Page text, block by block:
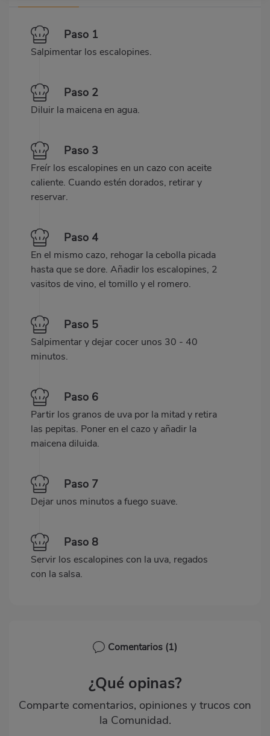
Paso 1
Salpimentar los escalopines.
Paso 2
Diluir la maicena en agua.
Paso 3
Freír los escalopines en un cazo con aceite
caliente. Cuando estén dorados, retirar y
reservar.
Paso 4
En el mismo cazo, rehogar la cebolla picada
hasta que se dore. Añadir los escalopines, 2
vasitos de vino, el tomillo y el romero.
Paso 5
Salpimentar y dejar cocer unos 30 - 40
minutos.
Paso 6
Partir los granos de uva por la mitad y retira
las pepitas. Poner en el cazo y añadir la
maicena diluida.
Paso 7
Dejar unos minutos a fuego suave.
Paso 8
Servir los escalopines con la uva, regados
con la salsa.
Comentarios (1)
¿Qué opinas?
Comparte comentarios, opiniones y trucos con
la Comunidad.